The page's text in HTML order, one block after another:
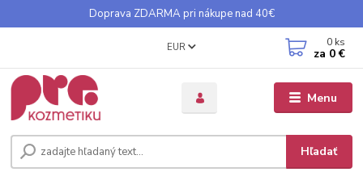
Doprava ZDARMA pri nákupe nad 40€
Menu
EUR
Hľadať
0 ks
za 0 €